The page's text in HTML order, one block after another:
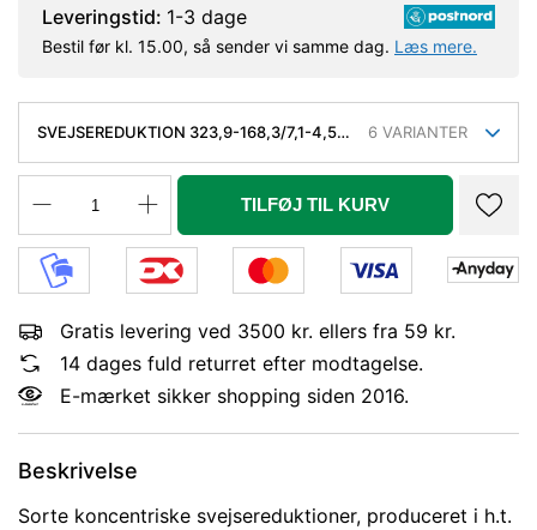
Leveringstid: 1-3 dage
Bestil før kl. 15.00, så sender vi samme dag. Læs mere.
SVEJSEREDUKTION 323,9-168,3/7,1-4,5
2/RK2 TYPE B
6 VARIANTER
TILFØJ TIL KURV
Gratis levering ved 3500 kr. ellers fra 59 kr.
14 dages fuld returret efter modtagelse.
E-mærket sikker shopping siden 2016.
Beskrivelse
Sorte koncentriske svejsereduktioner, produceret i h.t.